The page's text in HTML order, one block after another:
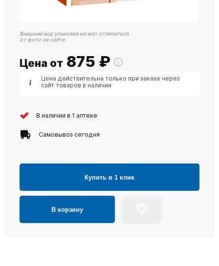
Внешний вид упаковки может отличаться
от фото на сайте.
Цена от 875 ₽
Цена действительна только при заказе через
сайт товаров в наличии
В наличии в 1 аптеке
Самовывоз сегодня
Купить в 1 клик
В корзину